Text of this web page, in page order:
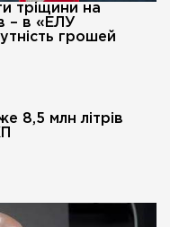
тріщини на
– в «ЕЛУ
грошей
8,5 млн літрів